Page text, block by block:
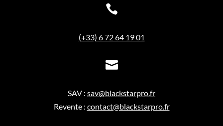

(+33) 6 72 64 19 01

SAV : sav@blackstarpro.fr
Revente : contact@blackstarpro.fr